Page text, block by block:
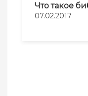
Что такое
07.02.2017